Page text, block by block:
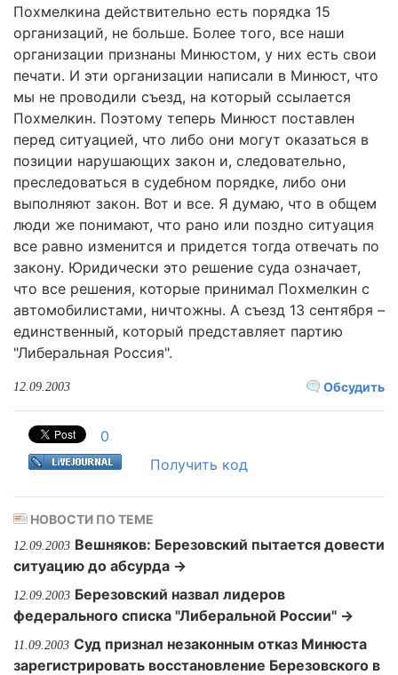
Похмелкина действительно есть порядка 15
организаций, не больше. Более того, все наши
организации признаны Минюстом, у них есть свои
печати. И эти организации написали в Минюст, что
мы не проводили съезд, на который ссылается
Похмелкин. Поэтому теперь Минюст поставлен
перед ситуацией, что либо они могут оказаться в
позиции нарушающих закон и, следовательно,
преследоваться в судебном порядке, либо они
выполняют закон. Вот и все. Я думаю, что в общем
люди же понимают, что рано или поздно ситуация
все равно изменится и придется тогда отвечать по
закону. Юридически это решение суда означает,
что все решения, которые принимал Похмелкин с
автомобилистами, ничтожны. А съезд 13 сентября –
единственный, который представляет партию
"Либеральная Россия".
Обсудить
12.09.2003
0
Получить код
НОВОСТИ ПО ТЕМЕ
12.09.2003 Вешняков: Березовский пытается довести
ситуацию до абсурда →
12.09.2003 Березовский назвал лидеров
федерального списка "Либеральной России" →
11.09.2003 Суд признал незаконным отказ Минюста
зарегистрировать восстановление Березовского в